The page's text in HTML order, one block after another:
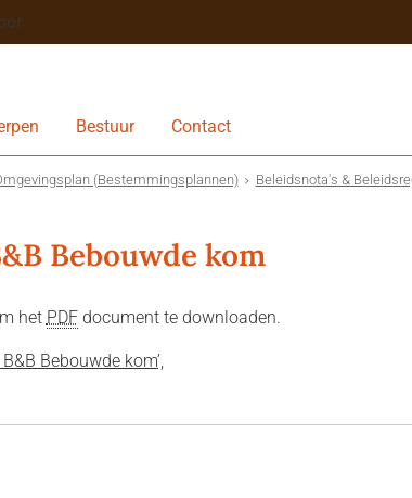
Bestuur Contact
(Bestemmingsplannen) Beleidsnota's &
Bebouwde kom
het PDFdocument te downloaden.
Bebouwde kom’,